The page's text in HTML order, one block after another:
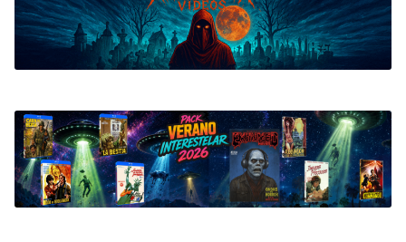
Bluray
Clasificada S
artwork
fantaterror
Jesús Franco